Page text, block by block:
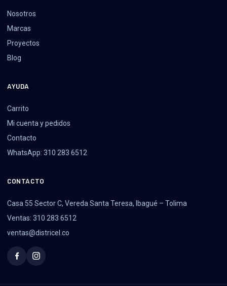
Nosotros
Marcas
Proyectos
Blog
AYUDA
Carrito
Mi cuenta y pedidos
Contacto
WhatsApp: 310 283 6512
CONTACTO
Casa 55 Sector C, Vereda Santa Teresa, Ibagué – Tolima
Ventas: 310 283 6512
ventas@districel.co